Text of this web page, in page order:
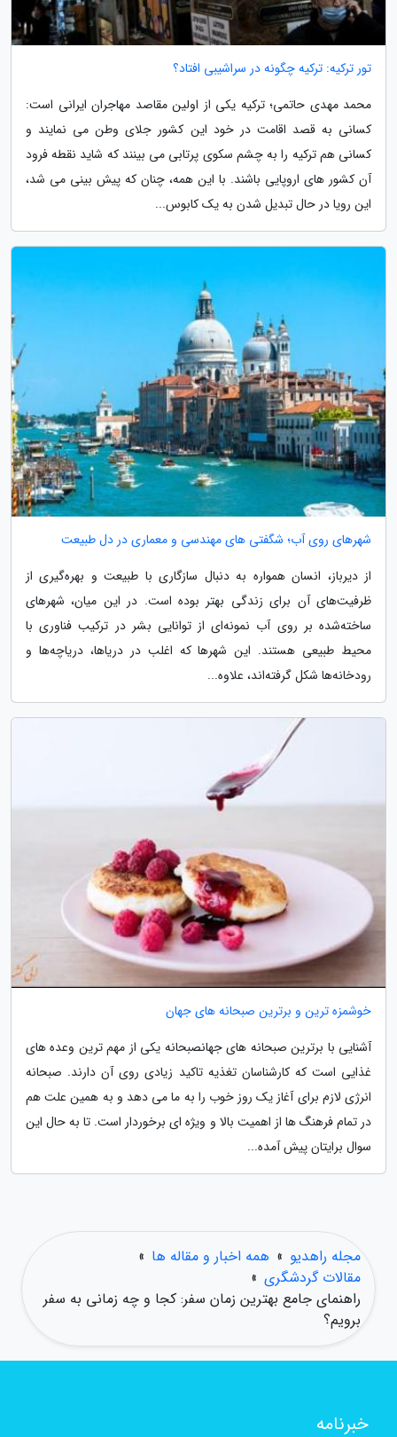
تور ترکیه: ترکیه چگونه در سراشیبی افتاد؟
محمد مهدی حاتمی؛ ترکیه یکی از اولین مقاصد مهاجران ایرانی است:
کسانی به قصد اقامت در خود این کشور جلای وطن می نمایند و
کسانی هم ترکیه را به چشم سکوی پرتابی می بینند که شاید نقطه فرود
آن کشور های اروپایی باشند. با این همه، چنان که پیش بینی می شد،
این رویا در حال تبدیل شدن به یک کابوس...
شهرهای روی آب؛ شگفتی های مهندسی و معماری در دل طبیعت
از دیرباز، انسان همواره به دنبال سازگاری با طبیعت و بهره‌گیری از
ظرفیت‌های آن برای زندگی بهتر بوده است. در این میان، شهرهای
ساخته‌شده بر روی آب نمونه‌ای از توانایی بشر در ترکیب فناوری با
محیط طبیعی هستند. این شهرها که اغلب در دریاها، دریاچه‌ها و
رودخانه‌ها شکل گرفته‌اند، علاوه...
خوشمزه ترین و برترین صبحانه های جهان
آشنایی با برترین صبحانه های جهانصبحانه یکی از مهم ترین وعده های
غذایی است که کارشناسان تغذیه تاکید زیادی روی آن دارند. صبحانه
انرژی لازم برای آغاز یک روز خوب را به ما می دهد و به همین علت هم
در تمام فرهنگ ها از اهمیت بالا و ویژه ای برخوردار است. تا به حال این
سوال برایتان پیش آمده...
مجله راهدیو » همه اخبار و مقاله ها »
مقالات گردشگری »
راهنمای جامع بهترین زمان سفر: کجا و چه زمانی به سفر
برویم؟
خبرنامه